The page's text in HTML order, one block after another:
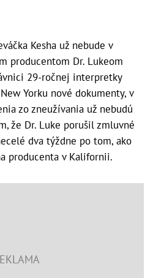
Kesha už nebude v
producentom Dr. Lukeom
29-ročnej interpretky
Yorku nové dokumenty, v
zo zneužívania už nebudú
že Dr. Luke porušil zmluvné
dva týždne po tom, ako
producenta v Kalifornii.